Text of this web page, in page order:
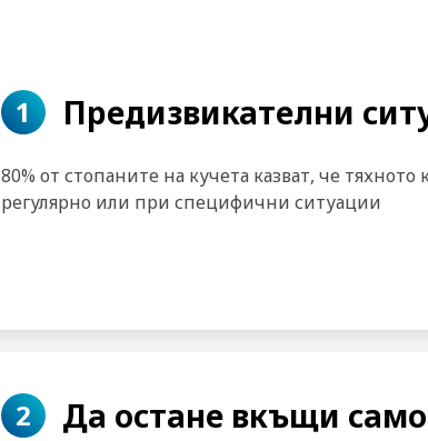
1 Предизвикателни
80% от стопаните на кучета казват, че
регулярно или при специфични ситуации
2 Да остане вкъщи само